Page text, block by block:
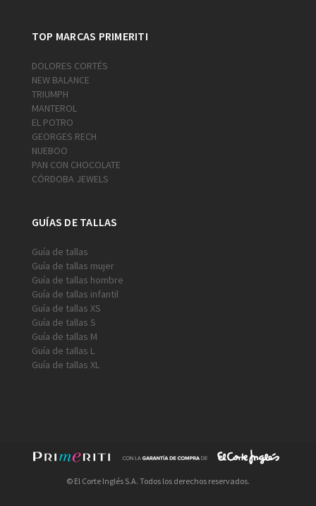
TOP MARCAS PRIMERITI
DOLORES CORTÉS
NEW BALANCE
TRIUMPH
MANTEROL
EL POTRO
GEORGES RECH
NUEBOO
PAN CON CHOCOLATE
CÓRDOBA JEWELS
GUÍAS DE TALLAS
Guía de tallas
Guía de tallas mujer
Guía de tallas hombre
Guía de tallas infantil
Guía de tallas XS
Guía de tallas S
Guía de tallas M
Guía de tallas L
Guía de tallas XL
© El Corte Inglés S.A. Todos los derechos reservados.